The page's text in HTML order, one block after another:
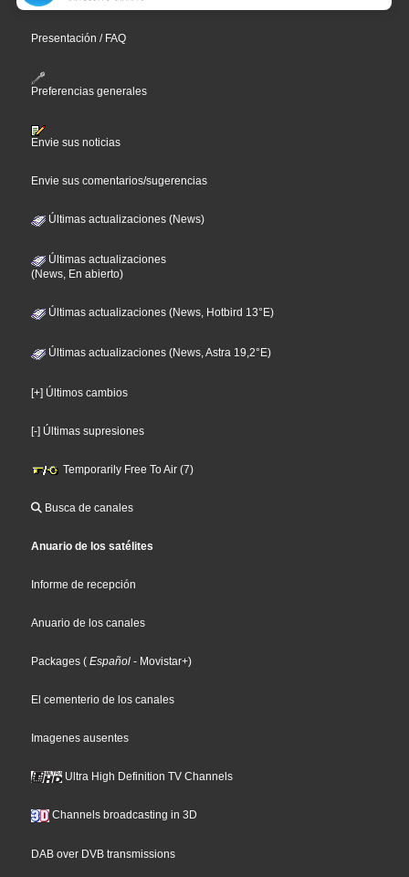
Presentación / FAQ
Preferencias generales
Envie sus noticias
Envie sus comentarios/sugerencias
Últimas actualizaciones (News)
Últimas actualizaciones
(News, En abierto)
Últimas actualizaciones (News, Hotbird 13°E)
Últimas actualizaciones (News, Astra 19,2°E)
[+] Últimos cambios
[-] Últimas supresiones
Temporarily Free To Air (7)
Busca de canales
Anuario de los satélites
Informe de recepción
Anuario de los canales
Packages ( Español - Movistar+)
El cementerio de los canales
Imagenes ausentes
Ultra High Definition TV Channels
Channels broadcasting in 3D
DAB over DVB transmissions